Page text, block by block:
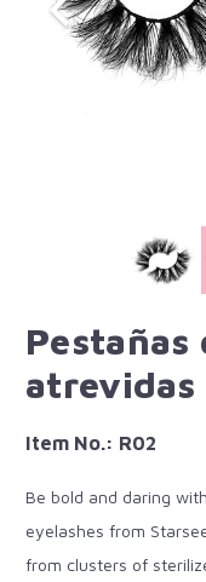
Pestañas
atrevidas
Item No.: R02
Be bold and daring
eyelashes from
from clusters of